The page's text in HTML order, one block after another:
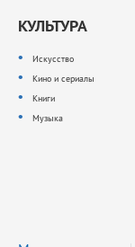
КУЛЬТУРА
Искусство
Кино и сериалы
Книги
Музыка